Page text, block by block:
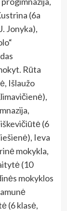
(6a
Jonyka),
Rūta
Išlaužo
(6
Ieva
mokykla,
(10
mokyklos
(6 klasė,